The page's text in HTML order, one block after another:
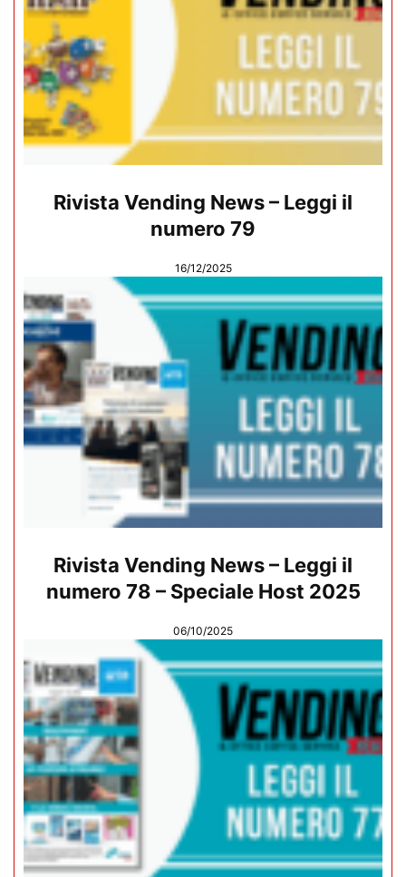
Rivista Vending News – Leggi il
numero 79
16/12/2025
Rivista Vending News – Leggi il
numero 78 – Speciale Host 2025
06/10/2025